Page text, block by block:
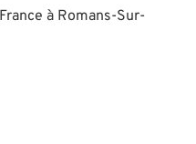
à Romans-Sur-